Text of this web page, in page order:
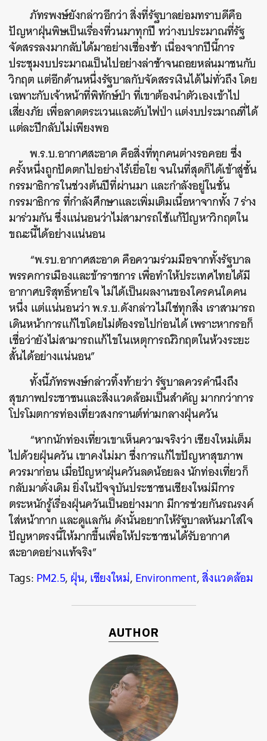
ภัทรพงษ์ยังกล่าวอีกว่า สิ่งที่รัฐบาลย่อมทราบดีคือ
ปัญหาฝุ่นพิษเป็นเรื่องที่วนมาทุกปี ทว่างบประมาณที่รัฐ
จัดสรรลงมากลับได้มาอย่างเชื่องช้า เนื่องจากปีนี้การ
ประชุมงบประมาณเป็นไปอย่างล่าช้าจนถอยหล่นมาชนกับ
วิกฤต แต่อีกด้านหนึ่งรัฐบาลกับจัดสรรเงินได้ไม่ทั่วถึง โดย
เฉพาะกับเจ้าหน้าที่พิทักษ์ป่า ที่เขาต้องนำตัวเองเข้าไป
เสี่ยงภัย เพื่อลาดตระเวนและดับไฟป่า แต่งบประมาณที่ได้
แต่ละปีกลับไม่เพียงพอ
พ.ร.บ.อากาศสะอาด คือสิ่งที่ทุกคนต่างรอคอย ซึ่ง
ครั้งหนึ่งถูกปัดตกไปอย่างไร้เยื่อใย จนในที่สุดก็ได้เข้าสู่ชั้น
กรรมาธิการในช่วงต้นปีที่ผ่านมา และกำลังอยู่ในชั้น
กรรมาธิการ ที่กำลังศึกษาและเพิ่มเติมเนื้อหาจากทั้ง 7 ร่าง
มาร่วมกัน ซึ่งแน่นอนว่าไม่สามารถใช้แก้ปัญหาวิกฤตใน
ขณะนี้ได้อย่างแน่นอน
“พ.รบ.อากาศสะอาด คือความร่วมมือจากทั้งรัฐบาล
พรรคการเมืองและข้าราชการ เพื่อทำให้ประเทศไทยได้มี
อากาศบริสุทธิ์หายใจ ไม่ได้เป็นผลงานของใครคนใดคน
หนึ่ง แต่แน่นอนว่า พ.ร.บ.ดังกล่าวไม่ใช่ทุกสิ่ง เราสามารถ
เดินหน้าการแก้ไขโดยไม่ต้องรอไปก่อนได้ เพราะหากรอก็
เชื่อว่ายังไม่สามารถแก้ไขในเหตุการณ์วิกฤตในห้วงระยะ
สั้นได้อย่างแน่นอน”
ทั้งนี้ภัทรพงษ์กล่าวทิ้งท้ายว่า รัฐบาลควรคำนึงถึง
สุขภาพประชาชนและสิ่งแวดล้อมเป็นสำคัญ มากกว่าการ
โปรโมตการท่องเที่ยวสงกรานต์ท่ามกลางฝุ่นควัน
“หากนักท่องเที่ยวเขาเห็นความจริงว่า เชียงใหม่เต็ม
ไปด้วยฝุ่นควัน เขาคงไม่มา ซึ่งการแก้ไขปัญหาสุขภาพ
ควรมาก่อน เมื่อปัญหาฝุ่นควันลดน้อยลง นักท่องเที่ยวก็
กลับมาดั่งเดิม ยิ่งในปัจจุบันประชาชนเชียงใหม่มีการ
ตระหนักรู้เรื่องฝุ่นควันเป็นอย่างมาก มีการช่วยกันรณรงค์
ใส่หน้ากาก และดูแลกัน ดังนั้นอยากให้รัฐบาลหันมาใส่ใจ
ปัญหาตรงนี้ให้มากขึ้นเพื่อให้ประชาชนได้รับอากาศ
สะอาดอย่างแท้จริง”
Tags:PM2.5,ฝุ่น,เชียงใหม่,Environment,สิ่งแวดล้อม
AUTHOR